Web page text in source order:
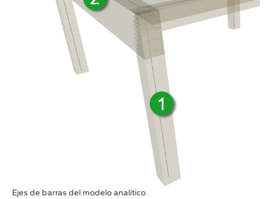
Ejes de barras del modelo analítico